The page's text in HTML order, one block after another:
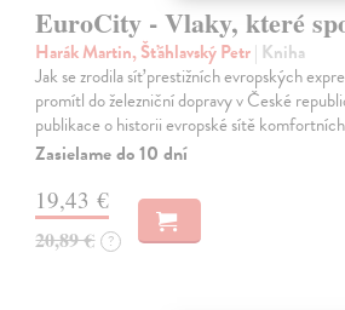
EuroCity - Vlaky, které
Harák Martin, Šťáhlavský Petr| Kniha
Jak se zrodila síť prestižních evropských
promítl do železniční dopravy v České
publikace o historii evropské sítě
Zasielame do 10 dní
19,43 €
20,89 € ?